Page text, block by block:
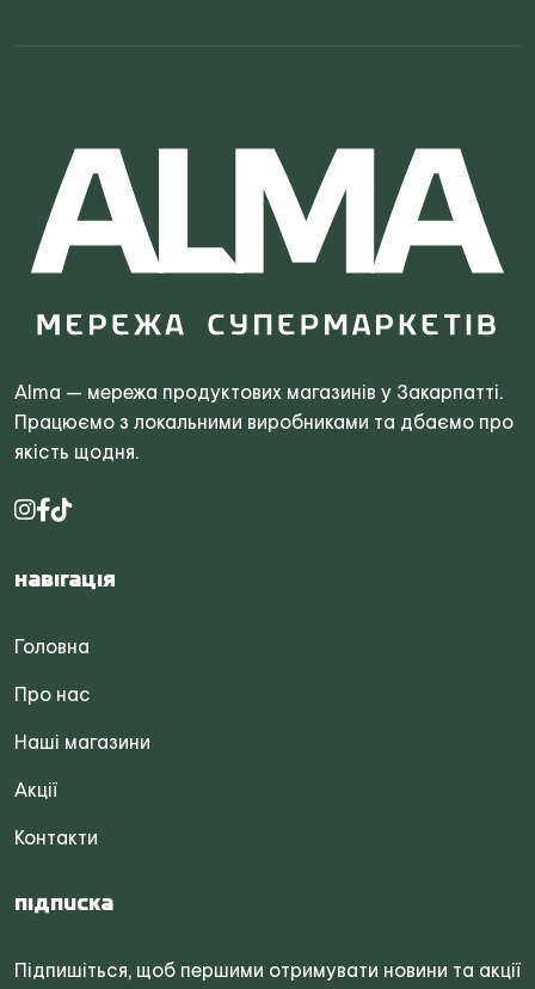
Alma — мережа продуктових магазинів у Закарпатті.
Працюємо з локальними виробниками та дбаємо про
якість щодня.
Навігація
Головна
Про нас
Наші магазини
Акції
Контакти
Підписка
Підпишіться, щоб першими отримувати новини та акції